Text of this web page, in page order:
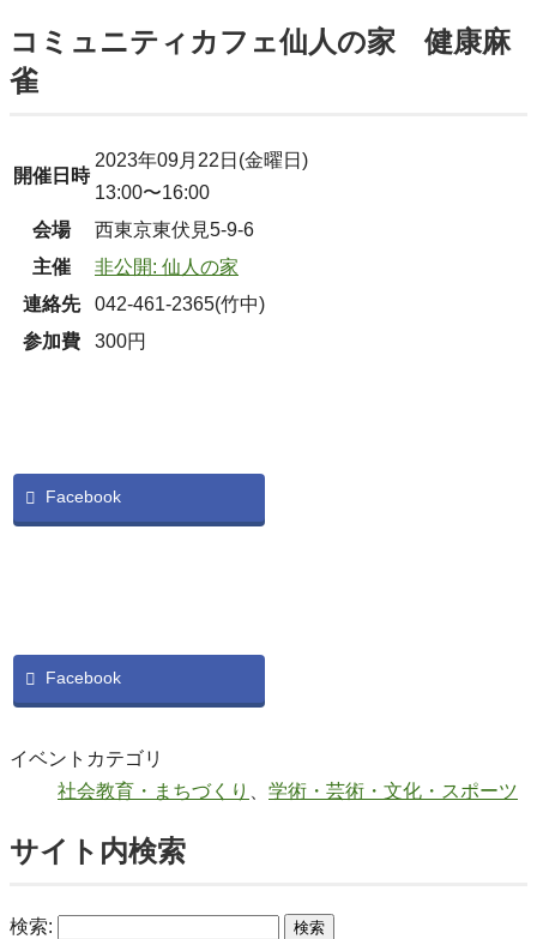
コミュニティカフェ仙人の家 健康麻
雀
開催日時
2023年09月22日(金曜日)
13:00〜16:00
会場
西東京東伏見5-9-6
主催
非公開: 仙人の家
連絡先
042-461-2365(竹中)
参加費
300円
Facebook
Facebook
イベントカテゴリ
社会教育・まちづくり
学術・芸術・文化・スポーツ
サイト内検索
検索: